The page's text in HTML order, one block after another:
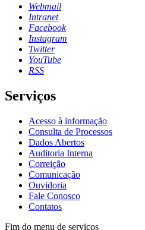
Webmail
Intranet
Facebook
Instagram
Twitter
YouTube
RSS
Serviços
Acesso à informação
Consulta de Processos
Dados Abertos
Auditoria Interna
Correição
Comunicação
Ouvidoria
Fale Conosco
Contatos
Fim do menu de serviços